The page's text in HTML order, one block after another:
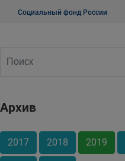
Социальный фонд России
Архив
2017 2018 2019